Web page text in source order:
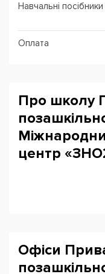
Навчальні посібники
Оплата
Про школу
центр
Офіси